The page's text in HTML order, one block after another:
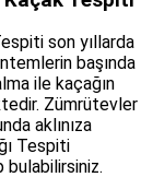
son yıllarda
başında
ile kaçağın
Zümrütevler
aklınıza
Tespiti